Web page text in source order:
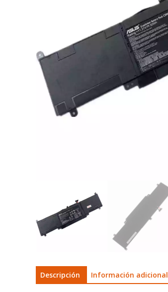
Descripción Información adicional